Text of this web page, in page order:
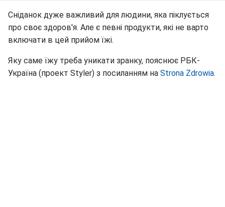
Сніданок дуже важливий для людини, яка піклується
про своє здоров'я. Але є певні продукти, які не варто
включати в цей прийом їжі.
Яку саме їжу треба уникати зранку, пояснює РБК-
Україна (проект Styler) з посиланням на Strona Zdrowia.